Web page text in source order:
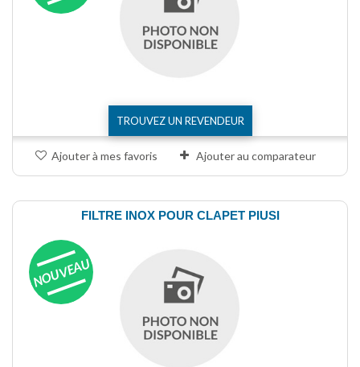
TROUVEZ UN REVENDEUR
Ajouter à mes favoris Ajouter au comparateur
FILTRE INOX POUR CLAPET PIUSI
NOUVEAU